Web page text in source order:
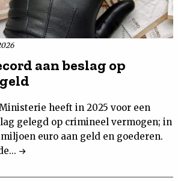
aan beslag op
heeft in 2025 voor een
gelegd op crimineel vermogen; in
euro aan geld en goederen.